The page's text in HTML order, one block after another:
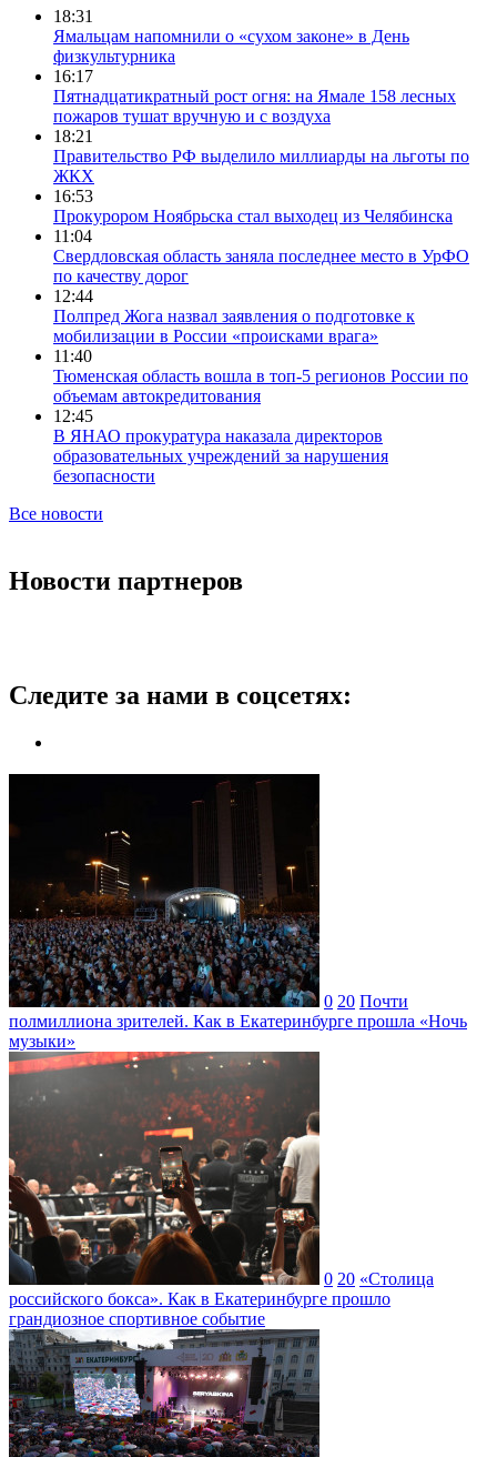
18:31
Ямальцам напомнили о «сухом законе» в День
физкультурника
16:17
Пятнадцатикратный рост огня: на Ямале 158 лесных
пожаров тушат вручную и с воздуха
18:21
Правительство РФ выделило миллиарды на льготы по
ЖКХ
16:53
Прокурором Ноябрьска стал выходец из Челябинска
11:04
Свердловская область заняла последнее место в УрФО
по качеству дорог
12:44
Полпред Жога назвал заявления о подготовке к
мобилизации в России «происками врага»
11:40
Тюменская область вошла в топ-5 регионов России по
объемам автокредитования
12:45
В ЯНАО прокуратура наказала директоров
образовательных учреждений за нарушения
безопасности
Все новости
Новости партнеров
Следите за нами в соцсетях:
0 20 Почти
полмиллиона зрителей. Как в Екатеринбурге прошла «Ночь
музыки»
0 20 «Столица
российского бокса». Как в Екатеринбурге прошло
грандиозное спортивное событие